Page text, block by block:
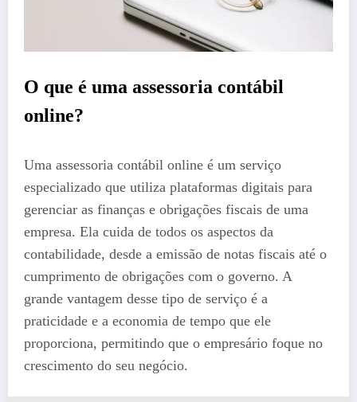
O que é uma assessoria contábil
online?
Uma assessoria contábil online é um serviço
especializado que utiliza plataformas digitais para
gerenciar as finanças e obrigações fiscais de uma
empresa. Ela cuida de todos os aspectos da
contabilidade, desde a emissão de notas fiscais até o
cumprimento de obrigações com o governo. A
grande vantagem desse tipo de serviço é a
praticidade e a economia de tempo que ele
proporciona, permitindo que o empresário foque no
crescimento do seu negócio.